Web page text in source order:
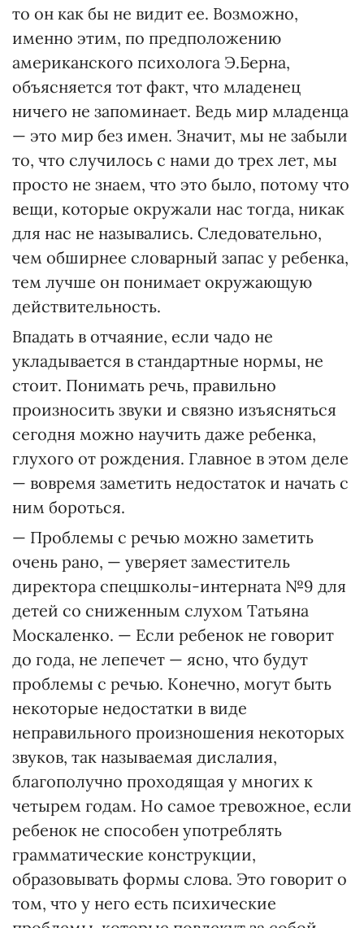
то он как бы не видит ее. Возможно,
именно этим, по предположению
американского психолога Э.Берна,
объясняется тот факт, что младенец
ничего не запоминает. Ведь мир младенца
— это мир без имен. Значит, мы не забыли
то, что случилось с нами до трех лет, мы
просто не знаем, что это было, потому что
вещи, которые окружали нас тогда, никак
для нас не назывались. Следовательно,
чем обширнее словарный запас у ребенка,
тем лучше он понимает окружающую
действительность.
Впадать в отчаяние, если чадо не
укладывается в стандартные нормы, не
стоит. Понимать речь, правильно
произносить звуки и связно изъясняться
сегодня можно научить даже ребенка,
глухого от рождения. Главное в этом деле
— вовремя заметить недостаток и начать с
ним бороться.
— Проблемы с речью можно заметить
очень рано, — уверяет заместитель
директора спецшколы-интерната №9 для
детей со сниженным слухом Татьяна
Москаленко. — Если ребенок не говорит
до года, не лепечет — ясно, что будут
проблемы с речью. Конечно, могут быть
некоторые недостатки в виде
неправильного произношения некоторых
звуков, так называемая дислалия,
благополучно проходящая у многих к
четырем годам. Но самое тревожное, если
ребенок не способен употреблять
грамматические конструкции,
образовывать формы слова. Это говорит о
том, что у него есть психические